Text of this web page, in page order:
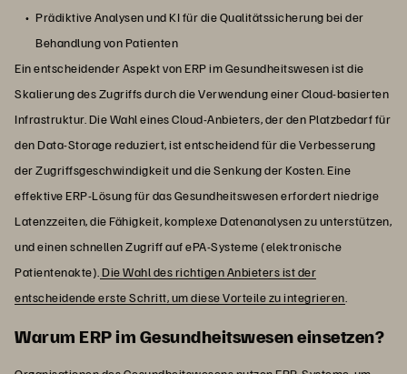
Prädiktive Analysen und KI für die Qualitätssicherung bei der
Behandlung von Patienten
Ein entscheidender Aspekt von ERP im Gesundheitswesen ist die
Skalierung des Zugriffs durch die Verwendung einer Cloud-basierten
Infrastruktur. Die Wahl eines Cloud-Anbieters, der den Platzbedarf für
den Data-Storage reduziert, ist entscheidend für die Verbesserung
der Zugriffsgeschwindigkeit und die Senkung der Kosten. Eine
effektive ERP-Lösung für das Gesundheitswesen erfordert niedrige
Latenzzeiten, die Fähigkeit, komplexe Datenanalysen zu unterstützen,
und einen schnellen Zugriff auf ePA-Systeme (elektronische
Patientenakte). Die Wahl des richtigen Anbieters ist der
entscheidende erste Schritt, um diese Vorteile zu integrieren
Warum ERP im Gesundheitswesen einsetzen?